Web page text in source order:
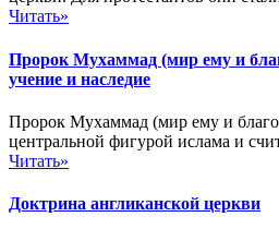
Читать»
Пророк Мухаммад (мир ему и
учение и наследие
Пророк Мухаммад (мир ему и
центральной фигурой ислама и
Читать»
Доктрина англиканской церкви